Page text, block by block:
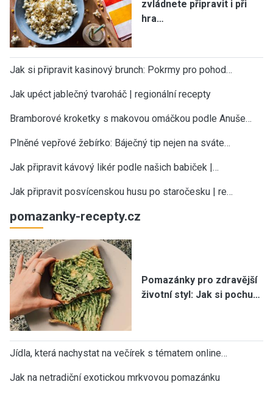
zvládnete připravit i při
hra…
Jak si připravit kasinový brunch: Pokrmy pro pohod…
Jak upéct jablečný tvaroháč | regionální recepty
Bramborové kroketky s makovou omáčkou podle Anuše…
Plněné vepřové žebírko: Báječný tip nejen na sváte…
Jak připravit kávový likér podle našich babiček |…
Jak připravit posvícenskou husu po staročesku | re…
pomazanky-recepty.cz
Pomazánky pro zdravější
životní styl: Jak si pochu…
Jídla, která nachystat na večírek s tématem online…
Jak na netradiční exotickou mrkvovou pomazánku